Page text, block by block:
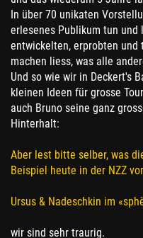
In über 70 unikaten
erlesenes Publikum tun und
entwickelten, erprobten und
machen liess, was alle
Und so wie wir in Deckert's
kleinen Ideen für grosse
auch Bruno seine ganz
Hinterhalt:
Aber lest bitte selber, was
Beispiel heute in der NZZ
Ursus & Nadeschkin im
wir sind sehr traurig.